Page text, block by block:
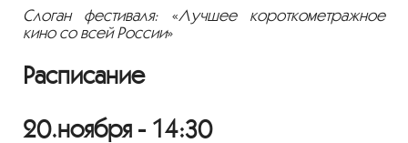
Слоган фестиваля: «Лучшее короткометражное
кино со всей России»
Расписание
20.ноября - 14:30